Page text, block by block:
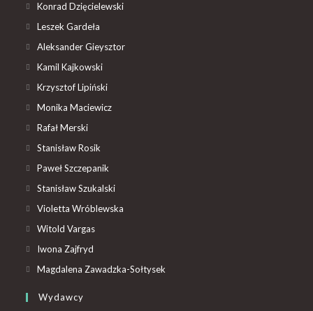
Konrad Dzięcielewski
Leszek Gardeła
Aleksander Gieysztor
Kamil Kajkowski
Krzysztof Lipiński
Monika Maciewicz
Rafał Merski
Stanisław Rosik
Paweł Szczepanik
Stanisław Szukalski
Violetta Wróblewska
Witold Vargas
Iwona Zajfryd
Magdalena Zawadzka-Sołtysek
Wydawcy